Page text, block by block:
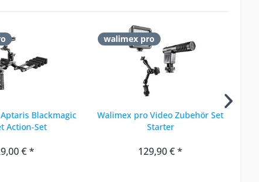
Blackmagic
Action-Set
€ *
walimex pro
Walimex pro Video Zubehör Set
Starter
129,90 € *